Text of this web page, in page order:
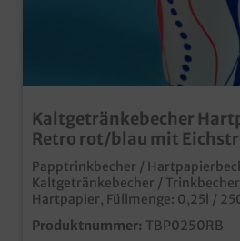
Kaltgetränkebecher
Retro rot/blau mit
Papptrinkbecher /
Kaltgetränkebecher /
Hartpapier, Füllmenge: 0,25l /
Durchmesser 80mm, 2000 Stück im
Kaltgetränke oder Shakes Auch passende Deckel
Produktnummer: TBP0250RB